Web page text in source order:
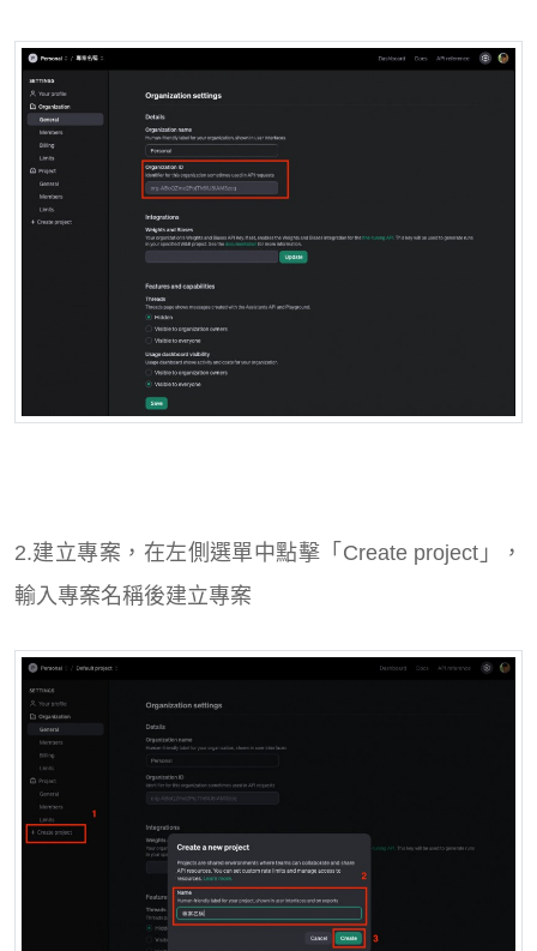
2.建立專案，在左側選單中點擊「Create project」，
輸入專案名稱後建立專案